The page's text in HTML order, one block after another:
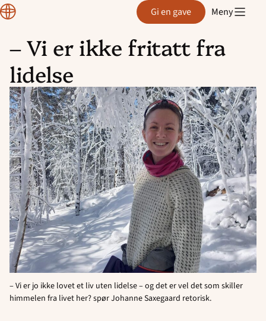
Hopp
til
innhold
Normisjon Gi en gave Meny
– Vi er ikke fritatt fra
lidelse
– Vi er jo ikke lovet et liv uten lidelse – og det er vel det som skiller
himmelen fra livet her? spør Johanne Saxegaard retorisk.